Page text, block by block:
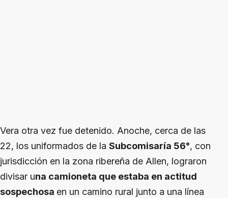
Vera otra vez fue detenido. Anoche, cerca de las
22, los uniformados de la Subcomisaría 56°, con
jurisdicción en la zona ribereña de Allen, lograron
divisar una camioneta que estaba en actitud
sospechosa en un camino rural junto a una línea